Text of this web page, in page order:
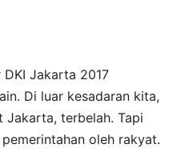
DKI Jakarta 2017
Di luar kesadaran kita,
Jakarta, terbelah. Tapi
oleh rakyat.